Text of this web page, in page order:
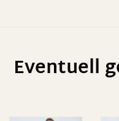
Eventuell